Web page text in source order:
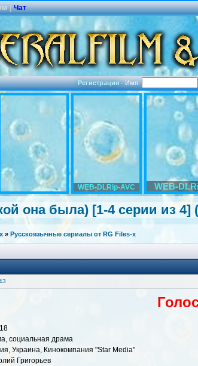
| Чат
Регистрация·Имя:
WEB-DLRip-AVC WEB-
она была) [1-4 серии из 4]
» Русскоязычные сериалы от RG Files-x
социальная драма
Украина, Кинокомпания "Star Media"
Григорьев